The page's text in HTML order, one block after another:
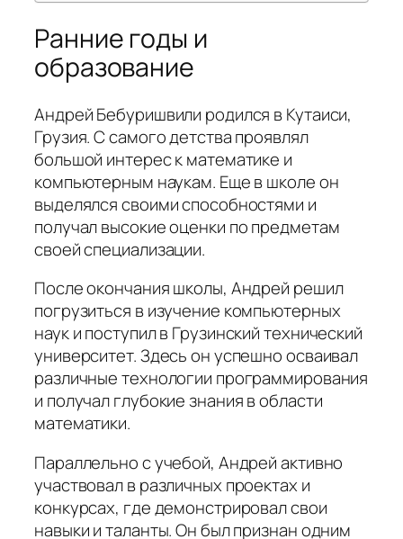
Ранние годы и
образование
Андрей Бебуришвили родился в Кутаиси,
Грузия. С самого детства проявлял
большой интерес к математике и
компьютерным наукам. Еще в школе он
выделялся своими способностями и
получал высокие оценки по предметам
своей специализации.
После окончания школы, Андрей решил
погрузиться в изучение компьютерных
наук и поступил в Грузинский технический
университет. Здесь он успешно осваивал
различные технологии программирования
и получал глубокие знания в области
математики.
Параллельно с учебой, Андрей активно
участвовал в различных проектах и
конкурсах, где демонстрировал свои
навыки и таланты. Он был признан одним